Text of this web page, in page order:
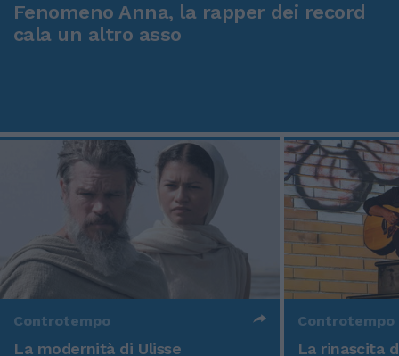
Fenomeno Anna, la rapper dei record
cala un altro asso
Controtempo
La modernità di Ulisse
Controtempo
La rinascita